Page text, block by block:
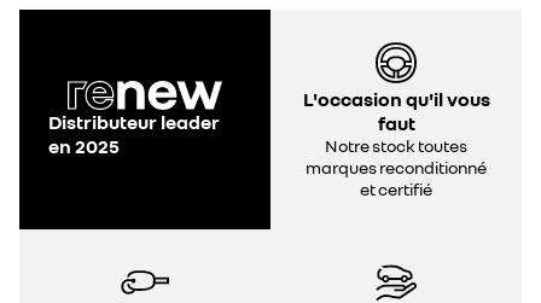
Distributeur leader
en 2025
L'occasion qu'il vous
faut
Notre stock toutes
marques reconditionné
et certifié